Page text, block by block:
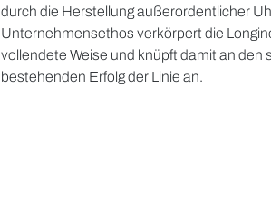
durch die Herstellung außerordentlicher
Unternehmensethos verkörpert die
vollendete Weise und knüpft damit an den
bestehenden Erfolg der Linie an.